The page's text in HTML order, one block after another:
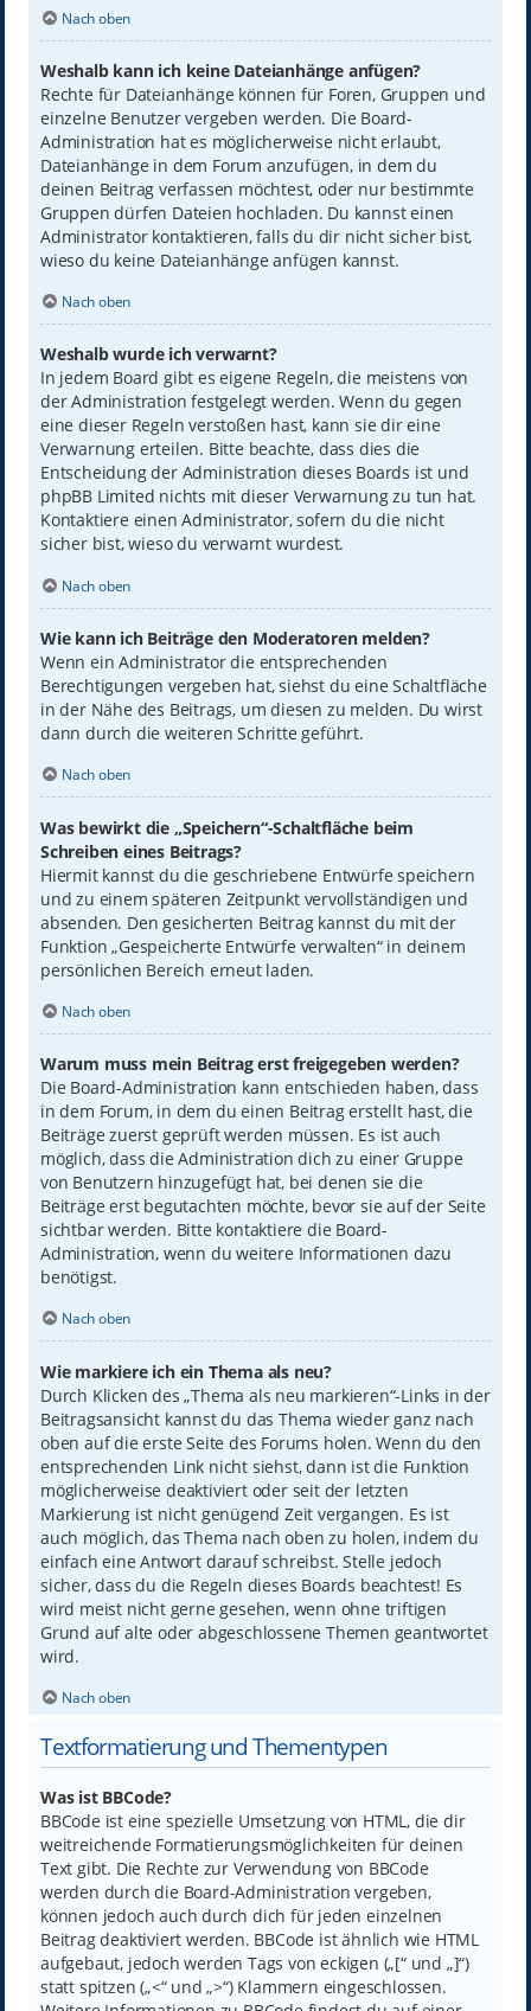
Nach oben
Weshalb kann ich keine Dateianhänge anfügen?
Rechte für Dateianhänge können für Foren, Gruppen und
einzelne Benutzer vergeben werden. Die Board-
Administration hat es möglicherweise nicht erlaubt,
Dateianhänge in dem Forum anzufügen, in dem du
deinen Beitrag verfassen möchtest, oder nur bestimmte
Gruppen dürfen Dateien hochladen. Du kannst einen
Administrator kontaktieren, falls du dir nicht sicher bist,
wieso du keine Dateianhänge anfügen kannst.
Nach oben
Weshalb wurde ich verwarnt?
In jedem Board gibt es eigene Regeln, die meistens von
der Administration festgelegt werden. Wenn du gegen
eine dieser Regeln verstoßen hast, kann sie dir eine
Verwarnung erteilen. Bitte beachte, dass dies die
Entscheidung der Administration dieses Boards ist und
phpBB Limited nichts mit dieser Verwarnung zu tun hat.
Kontaktiere einen Administrator, sofern du die nicht
sicher bist, wieso du verwarnt wurdest.
Nach oben
Wie kann ich Beiträge den Moderatoren melden?
Wenn ein Administrator die entsprechenden
Berechtigungen vergeben hat, siehst du eine Schaltfläche
in der Nähe des Beitrags, um diesen zu melden. Du wirst
dann durch die weiteren Schritte geführt.
Nach oben
Was bewirkt die „Speichern“-Schaltfläche beim
Schreiben eines Beitrags?
Hiermit kannst du die geschriebene Entwürfe speichern
und zu einem späteren Zeitpunkt vervollständigen und
absenden. Den gesicherten Beitrag kannst du mit der
Funktion „Gespeicherte Entwürfe verwalten“ in deinem
persönlichen Bereich erneut laden.
Nach oben
Warum muss mein Beitrag erst freigegeben werden?
Die Board-Administration kann entschieden haben, dass
in dem Forum, in dem du einen Beitrag erstellt hast, die
Beiträge zuerst geprüft werden müssen. Es ist auch
möglich, dass die Administration dich zu einer Gruppe
von Benutzern hinzugefügt hat, bei denen sie die
Beiträge erst begutachten möchte, bevor sie auf der Seite
sichtbar werden. Bitte kontaktiere die Board-
Administration, wenn du weitere Informationen dazu
benötigst.
Nach oben
Wie markiere ich ein Thema als neu?
Durch Klicken des „Thema als neu markieren“-Links in der
Beitragsansicht kannst du das Thema wieder ganz nach
oben auf die erste Seite des Forums holen. Wenn du den
entsprechenden Link nicht siehst, dann ist die Funktion
möglicherweise deaktiviert oder seit der letzten
Markierung ist nicht genügend Zeit vergangen. Es ist
auch möglich, das Thema nach oben zu holen, indem du
einfach eine Antwort darauf schreibst. Stelle jedoch
sicher, dass du die Regeln dieses Boards beachtest! Es
wird meist nicht gerne gesehen, wenn ohne triftigen
Grund auf alte oder abgeschlossene Themen geantwortet
wird.
Nach oben
Textformatierung und Thementypen
Was ist BBCode?
BBCode ist eine spezielle Umsetzung von HTML, die dir
weitreichende Formatierungsmöglichkeiten für deinen
Text gibt. Die Rechte zur Verwendung von BBCode
werden durch die Board-Administration vergeben,
können jedoch auch durch dich für jeden einzelnen
Beitrag deaktiviert werden. BBCode ist ähnlich wie HTML
aufgebaut, jedoch werden Tags von eckigen („[“ und „]“)
statt spitzen („<“ und „>“) Klammern eingeschlossen.